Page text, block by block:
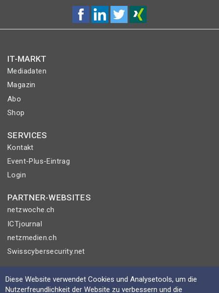
IT-MARKT
Mediadaten
Magazin
Abo
Shop
SERVICES
Kontakt
Event-Plus-Eintrag
Login
PARTNER-WEBSITES
netzwoche.ch
ICTjournal
netzmedien.ch
Swisscybersecurity.net
© NETZMEDIEN AG 2026
Impressum
Diese Website verwendet Cookies und Analysetools, um die
Nutzerfreundlichkeit der Website zu verbessern und die